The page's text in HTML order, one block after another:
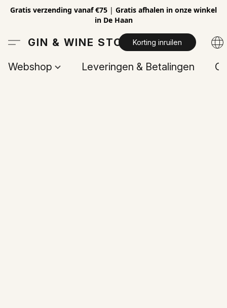
Gratis verzending vanaf €75 | Gratis afhalen in onze winkel
in De Haan
GIN & WINE STOREKorting inruilen
Webshop Leveringen & Betalingen